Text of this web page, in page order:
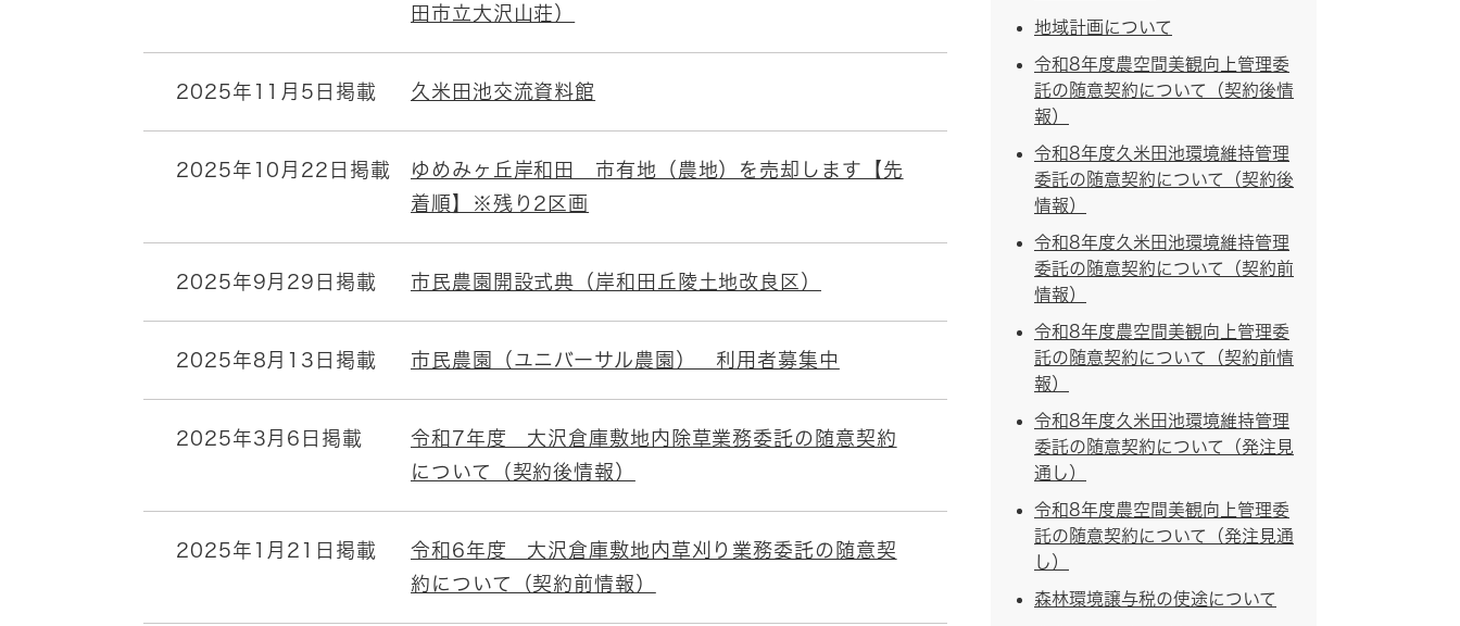
田市立大沢山荘）
2025年11月5日掲載 久米田池交流資料館
2025年10月22日掲載
ゆめみヶ丘岸和田 市有地（農地）を売却します【先
着順】※残り2区画
2025年9月29日掲載 市民農園開設式典（岸和田丘陵土地改良区）
2025年8月13日掲載 市民農園（ユニバーサル農園） 利用者募集中
2025年3月6日掲載
令和7年度 大沢倉庫敷地内除草業務委託の随意契約
について（契約後情報）
2025年1月21日掲載
令和6年度 大沢倉庫敷地内草刈り業務委託の随意契
約について（契約前情報）
地域計画について
令和8年度農空間美観向上管理委
託の随意契約について（契約後情
報）
令和8年度久米田池環境維持管理
委託の随意契約について（契約後
情報）
令和8年度久米田池環境維持管理
委託の随意契約について（契約前
情報）
令和8年度農空間美観向上管理委
託の随意契約について（契約前情
報）
令和8年度久米田池環境維持管理
委託の随意契約について（発注見
通し）
令和8年度農空間美観向上管理委
託の随意契約について（発注見通
し）
森林環境譲与税の使途について